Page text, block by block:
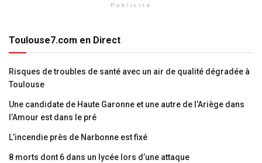
Publicité
Toulouse7.com en Direct
Risques de troubles de santé avec un air de qualité dégradée à
Toulouse
Une candidate de Haute Garonne et une autre de l’Ariège dans
l’Amour est dans le pré
L’incendie près de Narbonne est fixé
8 morts dont 6 dans un lycée lors d’une attaque